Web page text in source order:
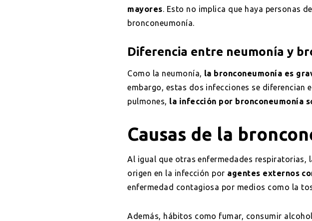
mayores. Esto no implica que haya personas
bronconeumonía.
Diferencia entre neumonía y
Como la neumonía, la bronconeumonía es
embargo, estas dos infecciones se diferencian
pulmones, la infección por bronconeumonía
Causas de la
Al igual que otras enfermedades respiratorias,
origen en la infección por agentes externos
enfermedad contagiosa por medios como la
Además, hábitos como fumar, consumir